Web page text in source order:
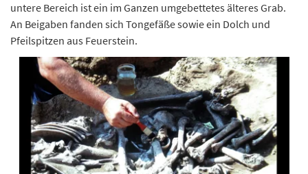
untere Bereich ist ein im Ganzen umgebettetes älteres Grab.
An Beigaben fanden sich Tongefäße sowie ein Dolch und
Pfeilspitzen aus Feuerstein.